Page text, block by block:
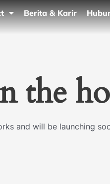
Berita & Karir
the
and will be launching